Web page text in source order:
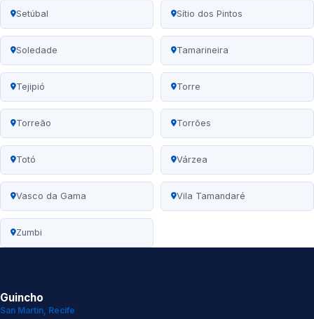
Setúbal Sítio dos Pintos
Soledade Tamarineira
Tejipió Torre
Torreão Torrões
Totó Várzea
Vasco da Gama Vila Tamandaré
Zumbi
Guincho
San Martin, Recife